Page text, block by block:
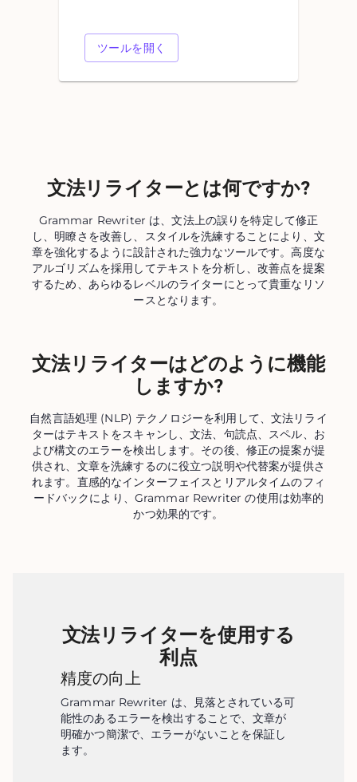
ツールを開く
文法リライターとは何ですか?
Grammar Rewriter は、文法上の誤りを特定して修正
し、明瞭さを改善し、スタイルを洗練することにより、文
章を強化するように設計された強力なツールです。高度な
アルゴリズムを採用してテキストを分析し、改善点を提案
するため、あらゆるレベルのライターにとって貴重なリソ
ースとなります。
文法リライターはどのように機能
しますか?
自然言語処理 (NLP) テクノロジーを利用して、文法リライ
ターはテキストをスキャンし、文法、句読点、スペル、お
よび構文のエラーを検出します。その後、修正の提案が提
供され、文章を洗練するのに役立つ説明や代替案が提供さ
れます。直感的なインターフェイスとリアルタイムのフィ
ードバックにより、Grammar Rewriter の使用は効率的
かつ効果的です。
文法リライターを使用する
利点
精度の向上
Grammar Rewriter は、見落とされている可
能性のあるエラーを検出することで、文章が
明確かつ簡潔で、エラーがないことを保証し
ます。